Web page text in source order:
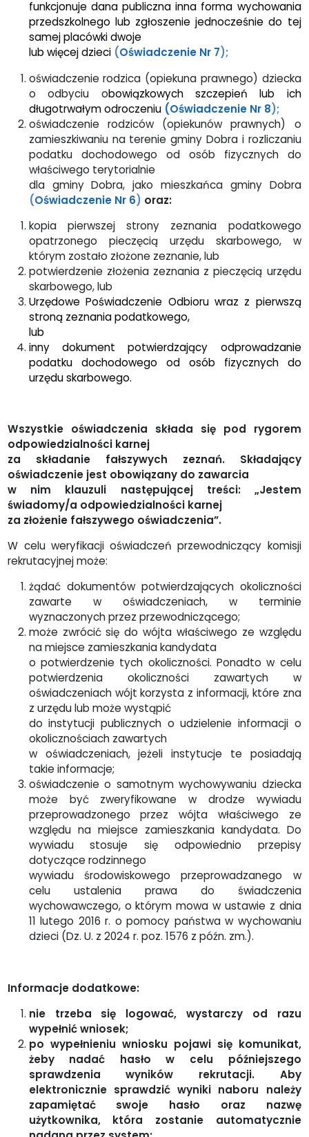
funkcjonuje dana publiczna inna forma wychowania
przedszkolnego lub zgłoszenie jednocześnie do tej
samej placówki dwoje
lub więcej dzieci (Oświadczenie Nr 7);
oświadczenie rodzica (opiekuna prawnego) dziecka
o odbyciu
obowiązkowych szczepień lub ich
długotrwałym odroczeniu (Oświadczenie Nr 8);
oświadczenie rodziców (opiekunów prawnych) o
zamieszkiwaniu na terenie gminy Dobra i rozliczaniu
podatku dochodowego od osób fizycznych do
właściwego terytorialnie
dla gminy Dobra, jako mieszkańca gminy Dobra
(Oświadczenie Nr 6) oraz:
kopia pierwszej strony zeznania podatkowego
opatrzonego pieczęcią urzędu skarbowego, w
którym zostało złożone zeznanie, lub
potwierdzenie złożenia zeznania z pieczęcią urzędu
skarbowego, lub
Urzędowe Poświadczenie Odbioru wraz z pierwszą
stroną zeznania podatkowego,
lub
inny dokument potwierdzający odprowadzanie
podatku dochodowego od osób fizycznych do
urzędu skarbowego.
Wszystkie oświadczenia składa się pod rygorem
odpowiedzialności karnej
za składanie fałszywych zeznań. Składający
oświadczenie jest obowiązany do zawarcia
w nim klauzuli następującej treści: „Jestem
świadomy/a odpowiedzialności karnej
za złożenie fałszywego oświadczenia”.
W celu weryfikacji oświadczeń przewodniczący komisji
rekrutacyjnej może:
żądać dokumentów potwierdzających okoliczności
zawarte w oświadczeniach, w terminie
wyznaczonych przez przewodniczącego;
może zwrócić się do wójta właściwego ze względu
na miejsce zamieszkania kandydata
o potwierdzenie tych okoliczności. Ponadto w celu
potwierdzenia okoliczności zawartych w
oświadczeniach wójt korzysta z informacji, które zna
z urzędu lub może wystąpić
do instytucji publicznych o udzielenie informacji o
okolicznościach zawartych
w oświadczeniach, jeżeli instytucje te posiadają
takie informacje;
oświadczenie o samotnym wychowywaniu dziecka
może być zweryfikowane w drodze wywiadu
przeprowadzonego przez wójta właściwego ze
względu na miejsce zamieszkania kandydata. Do
wywiadu stosuje się odpowiednio przepisy
dotyczące rodzinnego
wywiadu środowiskowego przeprowadzanego w
celu ustalenia prawa do świadczenia
wychowawczego, o którym mowa w ustawie z dnia
11 lutego 2016 r. o pomocy państwa w wychowaniu
dzieci (Dz. U. z 2024 r. poz. 1576 z późn. zm.).
Informacje dodatkowe:
nie trzeba się logować, wystarczy od razu
wypełnić wniosek;
po wypełnieniu wniosku pojawi się komunikat,
żeby nadać hasło w celu późniejszego
sprawdzenia wyników rekrutacji. Aby
elektronicznie sprawdzić wyniki naboru należy
zapamiętać swoje hasło oraz nazwę
użytkownika, która zostanie automatycznie